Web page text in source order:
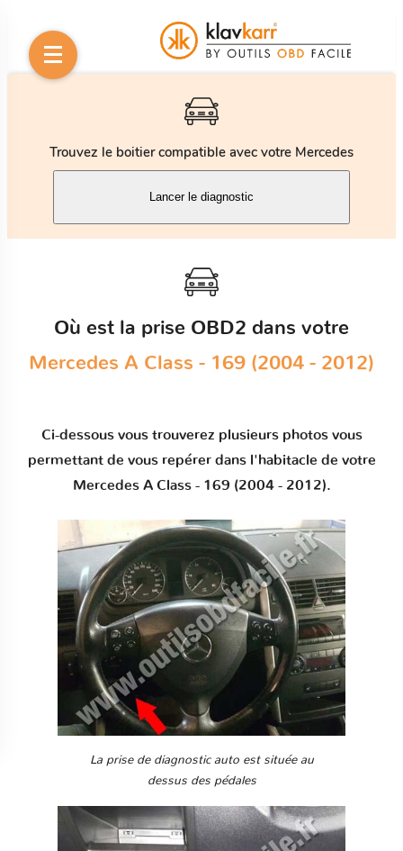
Trouvez le boitier compatible avec votre Mercedes
Lancer le diagnostic
Où est la prise OBD2 dans votre
Mercedes A Class - 169 (2004 - 2012)
Ci-dessous vous trouverez plusieurs photos vous
permettant de vous repérer dans l'habitacle de votre
Mercedes A Class - 169 (2004 - 2012).
La prise de diagnostic auto est située au
dessus des pédales